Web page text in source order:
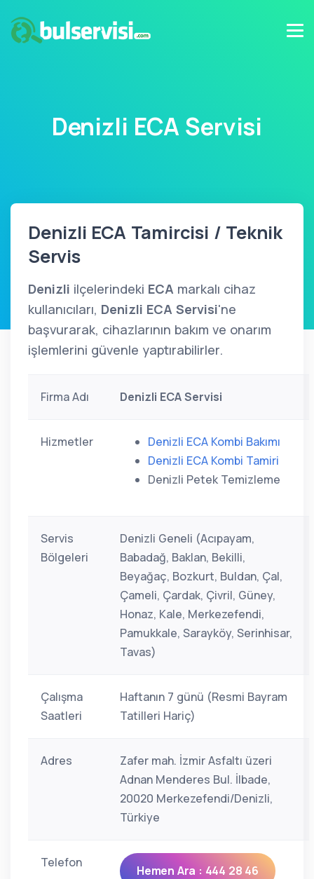
Denizli ECA Servisi
Denizli ECA Tamircisi / Teknik
Servis
Denizli ilçelerindeki ECA markalı cihaz
kullanıcıları, Denizli ECA Servisi'ne
başvurarak, cihazlarının bakım ve onarım
işlemlerini güvenle yaptırabilirler.
Firma Adı Denizli ECA Servisi
Hizmetler
Denizli ECA Kombi Bakımı
Denizli ECA Kombi Tamiri
Denizli Petek Temizleme
Servis
Bölgeleri
Denizli Geneli (Acıpayam,
Babadağ, Baklan, Bekilli,
Beyağaç, Bozkurt, Buldan, Çal,
Çameli, Çardak, Çivril, Güney,
Honaz, Kale, Merkezefendi,
Pamukkale, Sarayköy, Serinhisar,
Tavas)
Çalışma
Saatleri
Haftanın 7 günü (Resmi Bayram
Tatilleri Hariç)
Adres
Zafer mah. İzmir Asfaltı üzeri
Adnan Menderes Bul. İlbade,
20020 Merkezefendi/Denizli,
Türkiye
Telefon
Hemen Ara : 444 28 46